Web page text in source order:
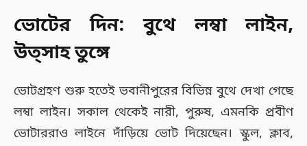
ভোটের দিন: বুথে লম্বা লাইন,
উত্সাহ তুঙ্গে
ভোটগ্রহণ শুরু হতেই ভবানীপুরের বিভিন্ন বুথে দেখা গেছে
লম্বা লাইন। সকাল থেকেই নারী, পুরুষ, এমনকি প্রবীণ
ভোটাররাও লাইনে দাঁড়িয়ে ভোট দিয়েছেন। স্কুল, ক্লাব,